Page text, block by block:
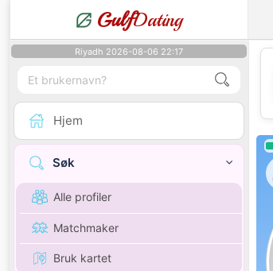
GulfDating
Riyadh 2026-08-06 22:17
Hjem
Søk
Alle profiler
Matchmaker
Bruk kartet